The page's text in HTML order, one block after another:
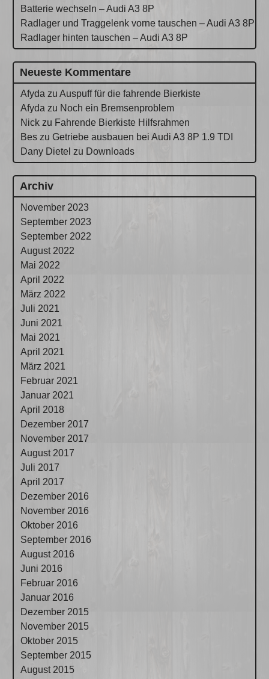
Batterie wechseln – Audi A3 8P
Radlager und Traggelenk vorne tauschen – Audi A3 8P
Radlager hinten tauschen – Audi A3 8P
Neueste Kommentare
Afyda zuAuspuff für die fahrende Bierkiste
Afyda zu Noch ein Bremsenproblem
Nick zu Fahrende Bierkiste Hilfsrahmen
Bes zuGetriebe ausbauen bei Audi A3 8P 1.9 TDI
Dany Dietel zu Downloads
Archiv
November 2023
September 2023
September 2022
August 2022
Mai 2022
April 2022
März 2022
Juli 2021
Juni 2021
Mai 2021
April 2021
März 2021
Februar 2021
Januar 2021
April 2018
Dezember 2017
November 2017
August 2017
Juli 2017
April 2017
Dezember 2016
November 2016
Oktober 2016
September 2016
August 2016
Juni 2016
Februar 2016
Januar 2016
Dezember 2015
November 2015
Oktober 2015
September 2015
August 2015